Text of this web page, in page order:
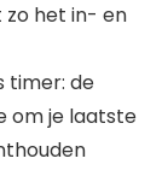
het in- en
timer: de
om je laatste